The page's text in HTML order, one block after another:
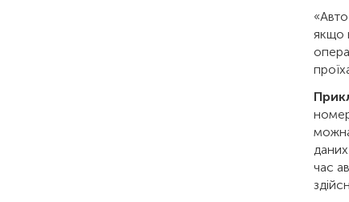
якщо
час